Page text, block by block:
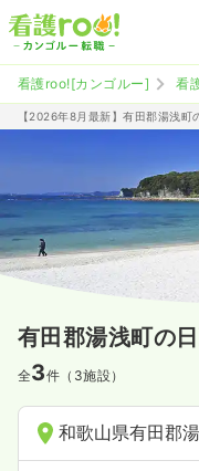
看護roo![カンゴルー] 看
【2026年8月最新】有田郡湯浅
有田郡湯浅町の
全3件（3施設）
和歌山県有田郡